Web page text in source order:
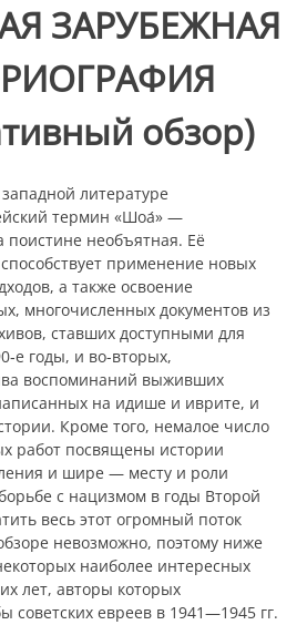
ЗАРУБЕЖНАЯ
обзор)
литературе
термин «Шоа́» —
поистине необъятная. Её
применение новых
а также освоение
многочисленных документов из
ставших доступными для
годы, и во-вторых,
воспоминаний выживших
на идише и иврите, и
Кроме того, немалое число
работ посвящены истории
и шире — месту и роли
с нацизмом в годы Второй
весь этот огромный поток
невозможно, поэтому ниже
наиболее интересных
лет, авторы которых
советских евреев в 1941—1945 гг.